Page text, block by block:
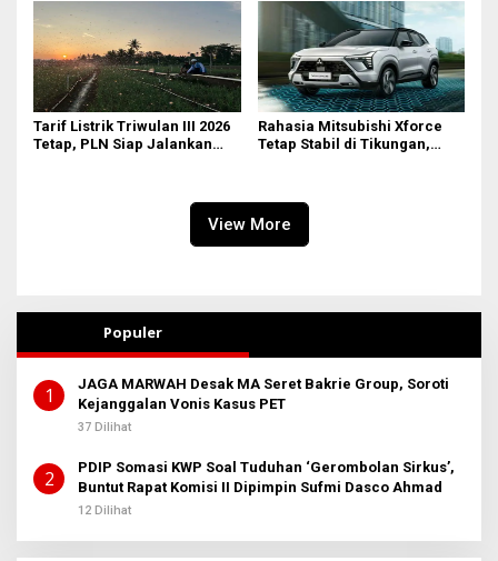
Tarif Listrik Triwulan III 2026
Tetap, PLN Siap Jalankan
Rahasia Mitsubishi Xforce
Tetap Stabil di Tikungan,
View More
Populer
1
JAGA MARWAH Desak MA Seret Bakrie Group, Soroti
Kejanggalan Vonis Kasus PET
37 Dilihat
2
PDIP Somasi KWP Soal Tuduhan ‘Gerombolan Sirkus’,
Buntut Rapat Komisi II Dipimpin Sufmi Dasco Ahmad
12 Dilihat